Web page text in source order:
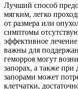
Лучший способ
мягким, легко
от размера или
симптомы
эффективное
важны для
геморроя могут
запорах, а также
запорами может
клетчатки,